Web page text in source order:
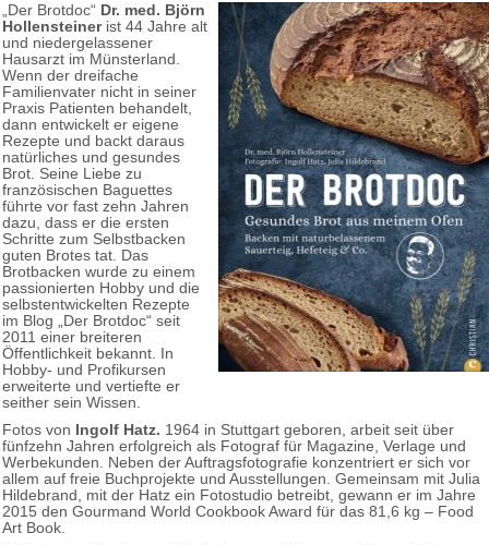
„Der Brotdoc“ Dr. med. Björn
Hollensteinerist 44 Jahre alt
und niedergelassener
Hausarzt im Münsterland.
Wenn der dreifache
Familienvater nicht in seiner
Praxis Patienten behandelt,
dann entwickelt er eigene
Rezepte und backt daraus
natürliches und gesundes
Brot. Seine Liebe zu
französischen Baguettes
führte vor fast zehn Jahren
dazu, dass er die ersten
Schritte zum Selbstbacken
guten Brotes tat. Das
Brotbacken wurde zu einem
passionierten Hobby und die
selbstentwickelten Rezepte
im Blog „Der Brotdoc“ seit
2011 einer breiteren
Öffentlichkeit bekannt. In
Hobby- und Profikursen
erweiterte und vertiefte er
seither sein Wissen.
Fotos von Ingolf Hatz. 1964 in Stuttgart geboren, arbeit seit über
fünfzehn Jahren erfolgreich als Fotograf für Magazine, Verlage und
Werbekunden. Neben der Auftragsfotografie konzentriert er sich vor
allem auf freie Buchprojekte und Ausstellungen. Gemeinsam mit Julia
Hildebrand, mit der Hatz ein Fotostudio betreibt, gewann er im Jahre
2015 den Gourmand World Cookbook Award für das 81,6 kg – Food
Art Book.